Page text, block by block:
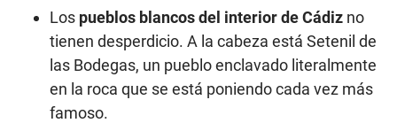
Los pueblos blancos del interior de Cádiz no
tienen desperdicio. A la cabeza está Setenil de
las Bodegas, un pueblo enclavado literalmente
en la roca que se está poniendo cada vez más
famoso.